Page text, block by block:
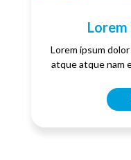
Lorem ipsum
atque atque nam